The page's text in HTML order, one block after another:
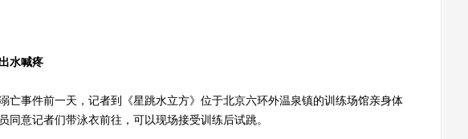
水喊疼
事件前一天，记者到《星跳水立方》位于北京六环外温泉镇的训练场馆亲身体
同意记者们带泳衣前往，可以现场接受训练后试跳。